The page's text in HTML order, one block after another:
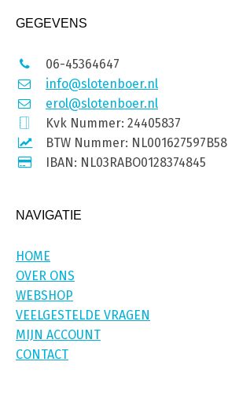
GEGEVENS
06-45364647
info@slotenboer.nl
erol@slotenboer.nl
Kvk Nummer: 24405837
BTW Nummer: NL001627597B58
IBAN: NL03RABO0128374845
NAVIGATIE
HOME
OVER ONS
WEBSHOP
VEELGESTELDE VRAGEN
MIJN ACCOUNT
CONTACT